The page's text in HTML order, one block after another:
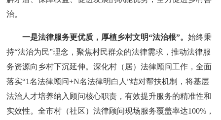
治。
一是法律服务更优质，厚植乡村文明“法治根”。 始终秉
持“法治为民”理念，聚焦村民群众的法律需求，推动法律服
务资源向乡村下沉延伸。深化村（居）法律顾问工作，全面
落实“1名法律顾问+N名法律明白人”结对帮扶机制，将基层
法治人才培养纳入顾问核心职责，有效提升服务的精准性和
实效性。全市村（社区）法律顾问现场服务覆盖率达100%，